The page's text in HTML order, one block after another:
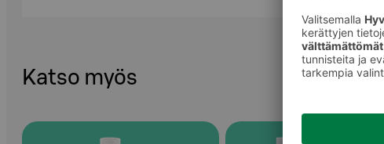
Katso myös